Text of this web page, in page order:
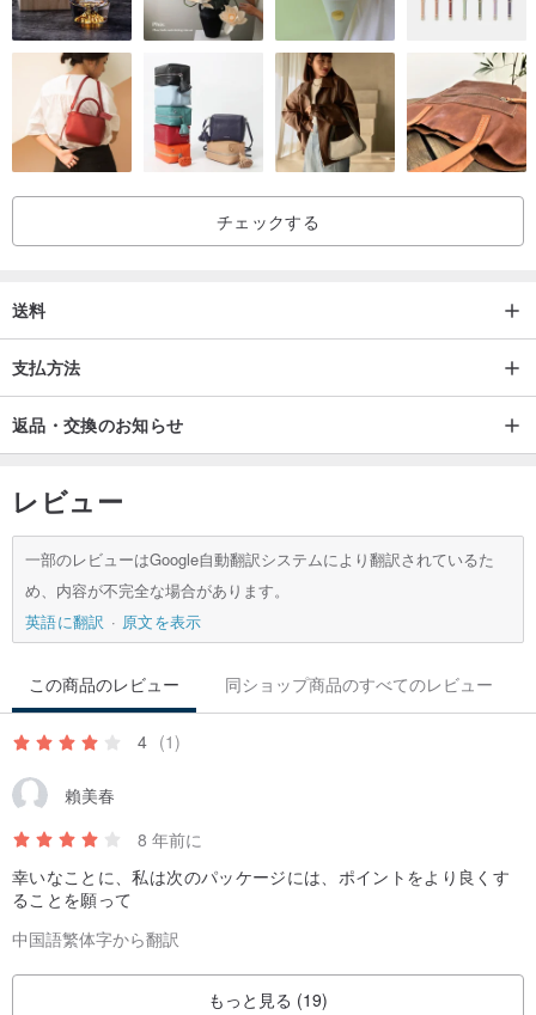
チェックする
送料
支払方法
返品・交換のお知らせ
レビュー
一部のレビューはGoogle自動翻訳システムにより翻訳されているた
め、内容が不完全な場合があります。
英語に翻訳
原文を表示
この商品のレビュー 同ショップ商品のすべてのレビュー
4 (1)
賴美春
8 年前に
幸いなことに、私は次のパッケージには、ポイントをより良くす
ることを願って
中国語繁体字から翻訳
もっと見る (19)